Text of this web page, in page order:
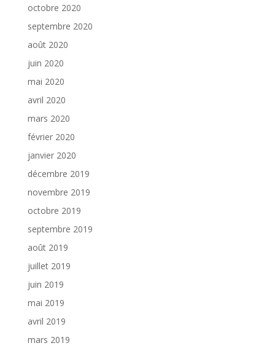
octobre 2020
septembre 2020
août 2020
juin 2020
mai 2020
avril 2020
mars 2020
février 2020
janvier 2020
décembre 2019
novembre 2019
octobre 2019
septembre 2019
août 2019
juillet 2019
juin 2019
mai 2019
avril 2019
mars 2019